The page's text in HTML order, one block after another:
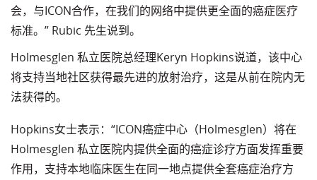
会，与ICON合作，在我们的网络中提供更全面的癌症医疗
标准。” Rubic 先生说到。
Holmesglen 私立医院总经理Keryn Hopkins说道，该中心
将支持当地社区获得最先进的放射治疗，这是从前在院内无
法获得的。
Hopkins女士表示：“ICON癌症中心（Holmesglen）将在
Holmesglen 私立医院内提供全面的癌症诊疗方面发挥重要
作用，支持本地临床医生在同一地点提供全套癌症治疗方